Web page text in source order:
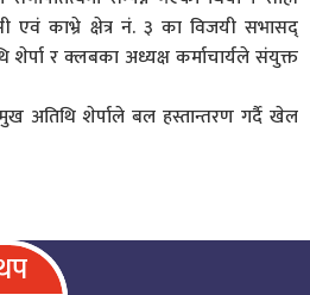
एवं काभ्रे क्षेत्र नं. ३ का विजयी सभासद्
शेर्पा र क्लबका अध्यक्ष कर्माचार्यले संयुक्त
अतिथि शेर्पाले बल हस्तान्तरण गर्दै खेल